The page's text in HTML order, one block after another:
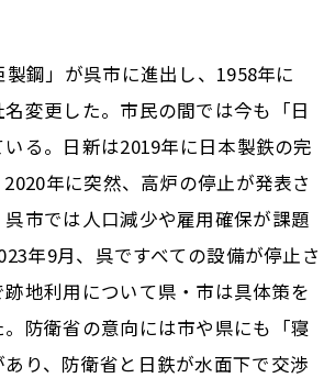
鋼」が呉市に進出し、1958年に
名変更した。市民の間では今も「日
る。日新は2019年に日本製鉄の完
年に突然、高炉の停止が発表さ
市では人口減少や雇用確保が課題
年9月、呉ですべての設備が停止さ
地利用について県・市は具体策を
防衛省の意向には市や県にも「寝
り、防衛省と日鉄が水面下で交渉